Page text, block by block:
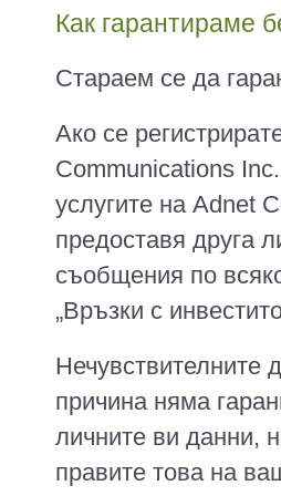
Как гарантираме
Стараем се да
Ако се
Communications
услугите на Adnet
предоставя друга
съобщения по
„Връзки с
Нечувствителните
причина няма
личните ви данни,
правите това на